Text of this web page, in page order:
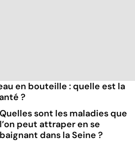
en bouteille : quelle est la
?
Quelles sont les maladies que
l’on peut attraper en se
baignant dans la Seine ?